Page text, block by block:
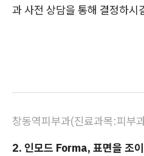
과 사전 상담을 통해 결정하시
창동역피부과(진료과목:피부
2. 인모드 Forma, 표면을 조